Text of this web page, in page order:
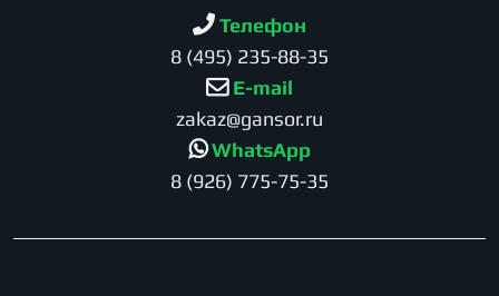
Телефон
8 (495) 235-88-35
E-mail
zakaz@gansor.ru
WhatsApp
8 (926) 775-75-35